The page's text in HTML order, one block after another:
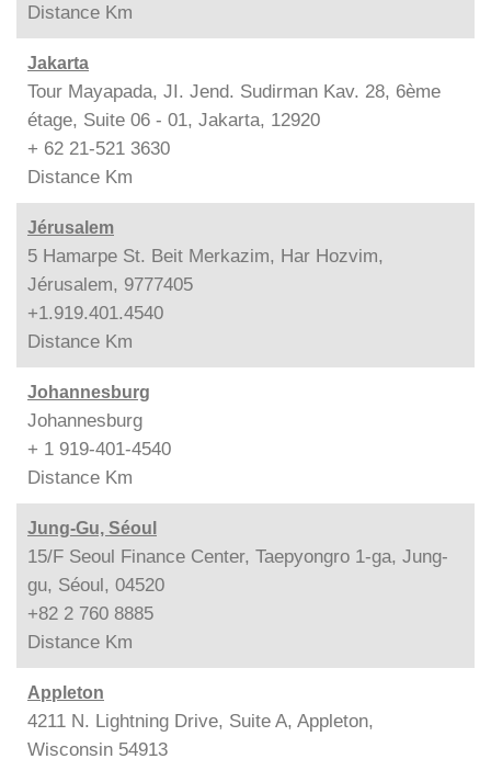
Distance Km
Jakarta
Tour Mayapada, JI. Jend. Sudirman Kav. 28, 6ème
étage, Suite 06 - 01, Jakarta, 12920
+ 62 21-521 3630
Distance Km
Jérusalem
5 Hamarpe St. Beit Merkazim, Har Hozvim,
Jérusalem, 9777405
+1.919.401.4540
Distance Km
Johannesburg
Johannesburg
+ 1 919-401-4540
Distance Km
Jung-Gu, Séoul
15/F Seoul Finance Center, Taepyongro 1-ga, Jung-
gu, Séoul, 04520
+82 2 760 8885
Distance Km
Appleton
4211 N. Lightning Drive, Suite A, Appleton,
Wisconsin 54913